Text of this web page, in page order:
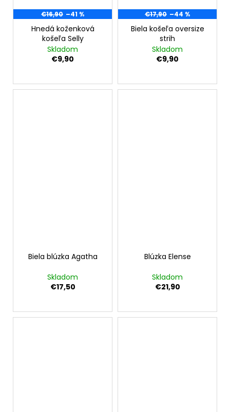
€16,90 –41 %
Hnedá koženková
košeľa Selly
Skladom
€9,90
€17,90 –44 %
Biela košeľa oversize
strih
Skladom
€9,90
Biela blúzka Agatha
Skladom
€17,50
Blúzka Elense
Skladom
€21,90